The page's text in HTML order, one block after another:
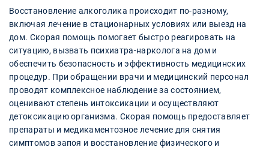
Восстановление алкоголика происходит по-разному,
включая лечение в стационарных условиях или выезд на
дом. Скорая помощь помогает быстро реагировать на
ситуацию, вызвать психиатра-нарколога на дом и
обеспечить безопасность и эффективность медицинских
процедур. При обращении врачи и медицинский персонал
проводят комплексное наблюдение за состоянием,
оценивают степень интоксикации и осуществляют
детоксикацию организма. Скорая помощь предоставляет
препараты и медикаментозное лечение для снятия
симптомов запоя и восстановление физического и